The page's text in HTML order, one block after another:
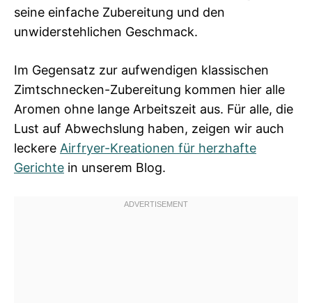
seine einfache Zubereitung und den
unwiderstehlichen Geschmack.
Im Gegensatz zur aufwendigen klassischen
Zimtschnecken-Zubereitung kommen hier alle
Aromen ohne lange Arbeitszeit aus. Für alle, die
Lust auf Abwechslung haben, zeigen wir auch
leckere Airfryer-Kreationen für herzhafte
Gerichte in unserem Blog.